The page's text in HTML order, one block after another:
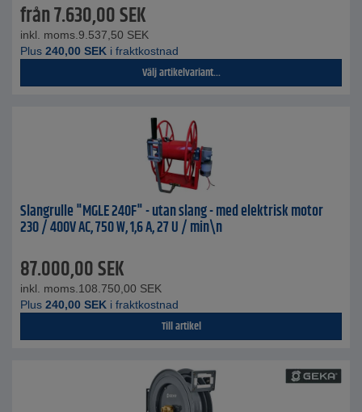
från7.630,00SEK
inkl. moms. 9.537,50 SEK
Plus 240,00 SEK i fraktkostnad
Välj artikelvariant...
Slangrulle "MGLE 240F" - utan slang - med elektrisk motor
230 / 400V AC, 750 W, 1,6 A, 27 U / min\n
87.000,00SEK
inkl. moms. 108.750,00 SEK
Plus 240,00 SEK i fraktkostnad
Till artikel